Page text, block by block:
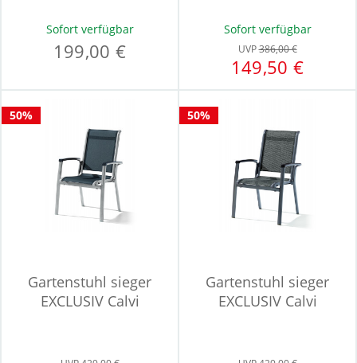
Sofort verfügbar
199,00 €
Sofort verfügbar
UVP386,00 €
149,50 €
50%
Gartenstuhl sieger
EXCLUSIV Calvi
50%
Gartenstuhl sieger
EXCLUSIV Calvi